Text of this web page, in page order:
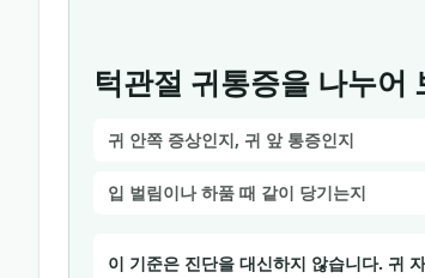
턱관절 귀통증을 나누어
귀 안쪽 증상인지, 귀 앞 통증인지
입 벌림이나 하품 때 같이 당기는지
이 기준은 진단을 대신하지 않습니다. 귀